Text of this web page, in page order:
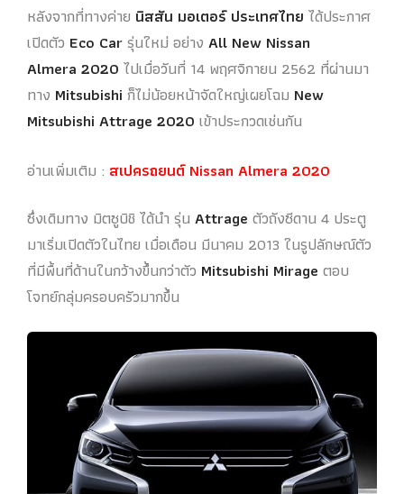
หลังจากที่ทางค่าย นิสสัน มอเตอร์ ประเทศไทย ได้ประกาศ
เปิดตัว Eco Carรุ่นใหม่ อย่าง All New Nissan
Almera 2020 ไปเมื่อวันที่ 14 พฤศจิกายน 2562 ที่ผ่านมา
ทาง Mitsubishi ก็ไม่น้อยหน้าจัดใหญ่เผยโฉม New
Mitsubishi Attrage 2020 เข้าประกวดเช่นกัน
อ่านเพิ่มเติม : สเปครถยนต์ Nissan Almera 2020
ซึ่งเดิมทาง มิตซูบิชิ ได้นำ รุ่น Attrage ตัวถังซีดาน 4 ประตู
มาเริ่มเปิดตัวในไทย เมื่อเดือน มีนาคม 2013 ในรูปลักษณ์ตัว
ที่มีพื้นที่ด้านในกว้างขึ้นกว่าตัว Mitsubishi Mirage ตอบ
โจทย์กลุ่มครอบครัวมากขึ้น